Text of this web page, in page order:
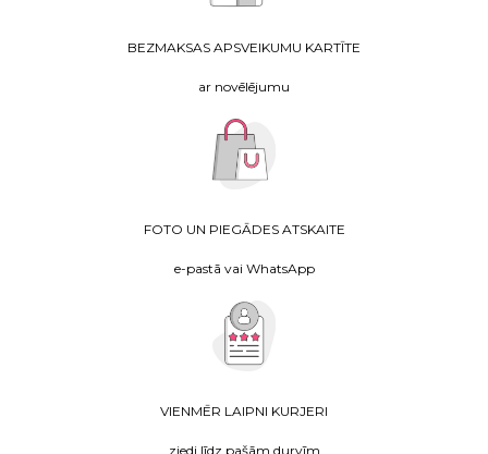
BEZMAKSAS APSVEIKUMU KARTĪTE
ar novēlējumu
FOTO UN PIEGĀDES ATSKAITE
e-pastā vai WhatsApp
VIENMĒR LAIPNI KURJERI
ziedi līdz pašām durvīm